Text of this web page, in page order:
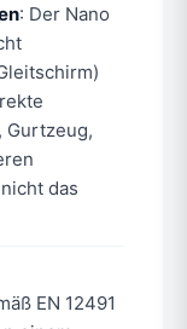
: Der Nano
Gurtzeug,
das
EN 12491